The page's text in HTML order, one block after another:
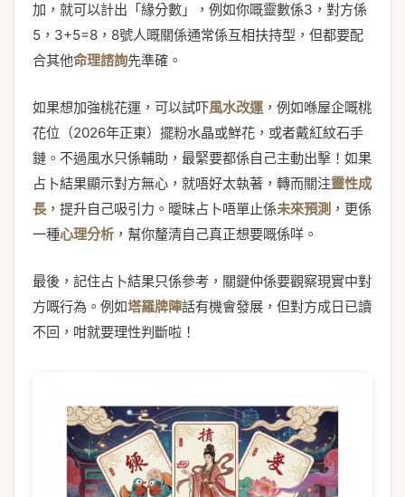
加，就可以計出「緣分數」，例如你嘅靈數係3，對方係
5，3+5=8，8號人嘅關係通常係互相扶持型，但都要配
合其他命理諮詢先準確。
如果想加強桃花運，可以試吓風水改運 ，例如喺屋企嘅桃
花位（2026年正東）擺粉水晶或鮮花，或者戴紅紋石手
鏈。不過風水只係輔助，最緊要都係自己主動出擊！如果
占卜結果顯示對方無心，就唔好太執著，轉而關注靈性成
長 ，提升自己吸引力。曖昧占卜唔單止係未來預測 ，更係
一種心理分析 ，幫你釐清自己真正想要嘅係咩。
最後，記住占卜結果只係參考，關鍵仲係要觀察現實中對
方嘅行為。例如塔羅牌陣話有機會發展，但對方成日已讀
不回，咁就要理性判斷啦！